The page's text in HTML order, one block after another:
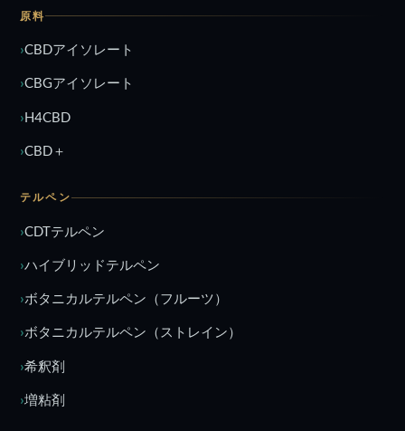
原料
CBDアイソレート
CBGアイソレート
H4CBD
CBD＋
テルペン
CDTテルペン
ハイブリッドテルペン
ボタニカルテルペン（フルーツ）
ボタニカルテルペン（ストレイン）
希釈剤
増粘剤